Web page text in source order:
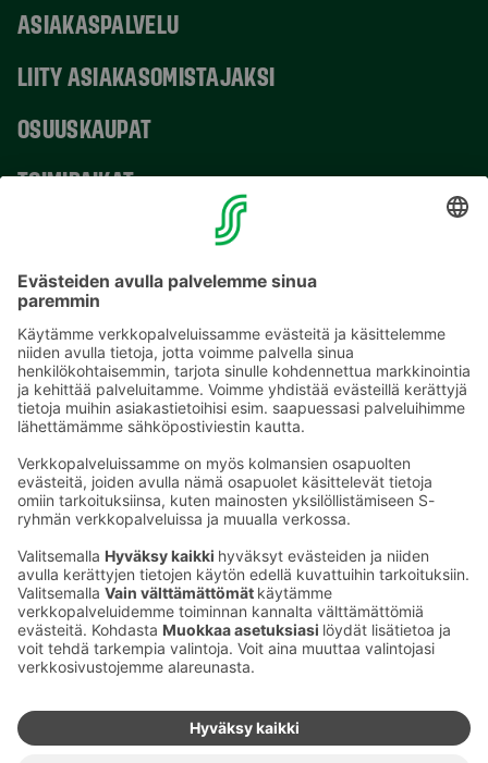
ASIAKASPALVELU
LIITY ASIAKASOMISTAJAKSI
OSUUSKAUPAT
TOIMIPAIKAT
Sähköpostiosoitteet S-ryhmässä ovat muotoa
etunimi.sukunimi@sok.fi
Seuraa meitä:
Muuta evästeasetuksia